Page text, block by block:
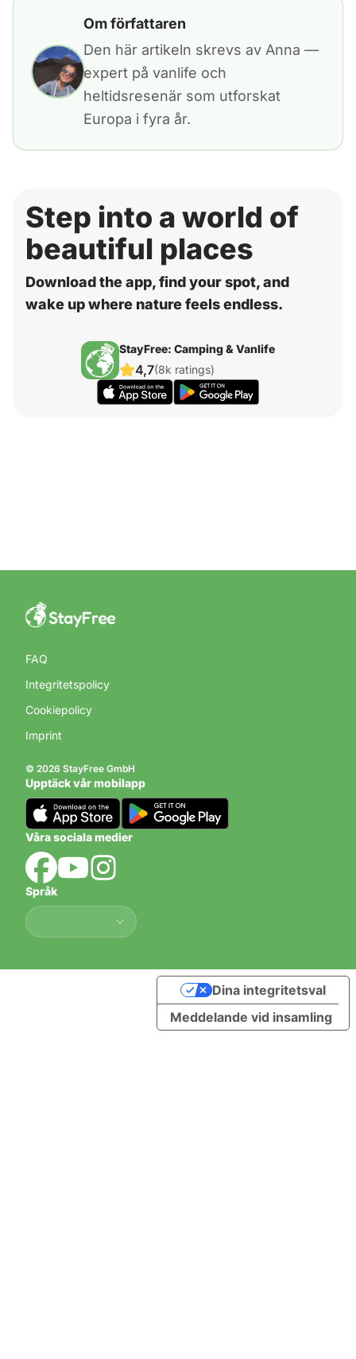
Om författaren
Den här artikeln skrevs av Anna —
expert på vanlife och
heltidsresenär som utforskat
Europa i fyra år.
Step into a world of
beautiful places
Download the app, find your spot, and
wake up where nature feels endless.
StayFree: Camping & Vanlife
4,7(8k ratings)
FAQ
Integritetspolicy
Cookiepolicy
Imprint
© 2026 StayFree GmbH
Upptäck vår mobilapp
Våra sociala medier
Språk
Språk
Meddelande vid insamling
Dina integritetsval